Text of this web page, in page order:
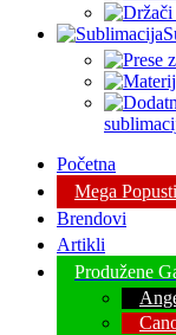
Početna
Mega Popusti
Brendovi
Artikli
Produžene